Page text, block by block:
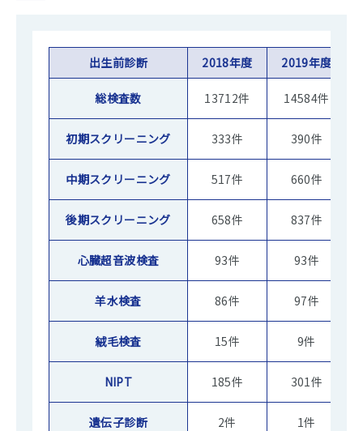
出生前診断 2018年度 2019年度
総検査数 13712件 14584件
初期スクリーニング 333件 390件
中期スクリーニング 517件 660件
後期スクリーニング 658件 837件
心臓超音波検査 93件 93件
羊水検査 86件 97件
絨毛検査 15件 9件
NIPT 185件 301件
遺伝子診断 2件 1件